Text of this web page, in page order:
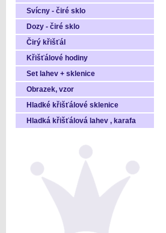
Svícny - čiré sklo
Dozy - čiré sklo
Čirý křišťál
Křišťálové hodiny
Set lahev + sklenice
Obrazek, vzor
Hladké křišťálové sklenice
Hladká křišťálová lahev , karafa